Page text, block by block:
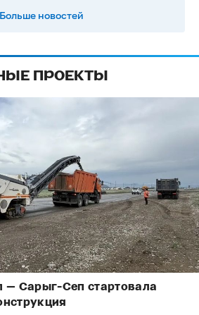
Больше новостей
ПРОЕКТЫ
— Сарыг-Сеп стартовала